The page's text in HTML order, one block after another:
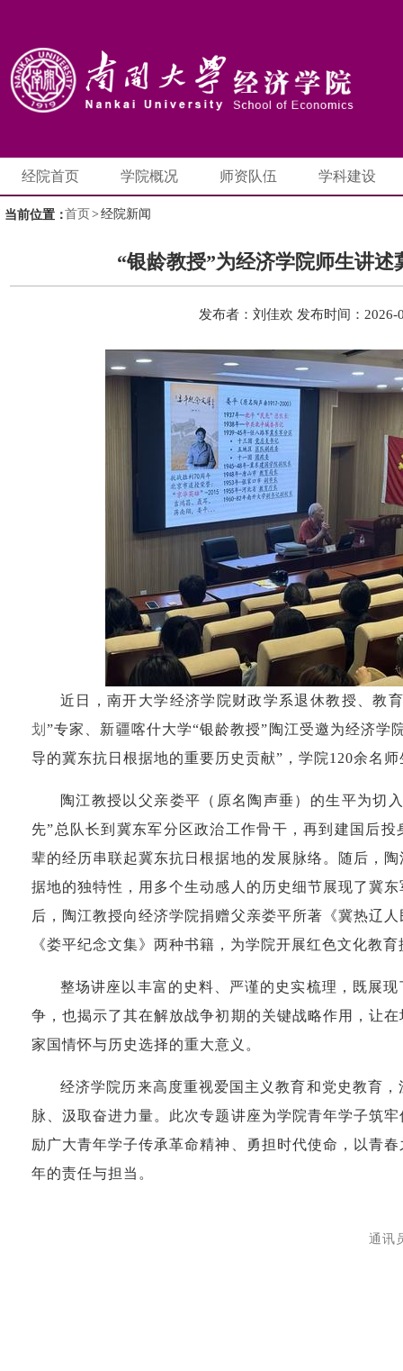
经院首页 学院概况 师资队伍 学科建设
当前位置：首页 > 经院新闻
“银龄教授”为经济学院师生讲述
发布者：刘佳欢 发布时间：2026-
近日，南开大学经济学院财政学系退休教授、教
划”专家、新疆喀什大学“银龄教授”陶江受邀为经济学
导的冀东抗日根据地的重要历史贡献”，学院120余名
陶江教授以父亲娄平（原名陶声垂）的生平为切
先”总队长到冀东军分区政治工作骨干，再到建国后
辈的经历串联起冀东抗日根据地的发展脉络。随后，
据地的独特性，用多个生动感人的历史细节展现了冀
后，陶江教授向经济学院捐赠父亲娄平所著《冀热辽
《娄平纪念文集》两种书籍，为学院开展红色文化教
整场讲座以丰富的史料、严谨的史实梳理，既展
争，也揭示了其在解放战争初期的关键战略作用，让
家国情怀与历史选择的重大意义。
经济学院历来高度重视爱国主义教育和党史教育
脉、汲取奋进力量。此次专题讲座为学院青年学子筑
励广大青年学子传承革命精神、勇担时代使命，以青
年的责任与担当。
通讯